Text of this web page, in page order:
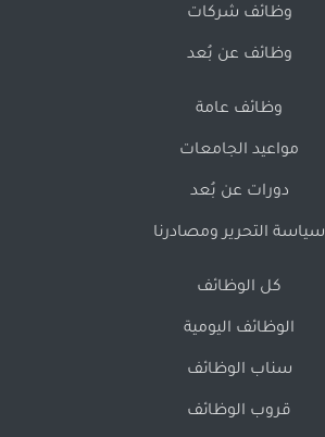
وظائف شركات
وظائف عن بُعد
وظائف عامة
مواعيد الجامعات
دورات عن بُعد
سياسة التحرير ومصادرنا
كل الوظائف
الوظائف اليومية
سناب الوظائف
قروب الوظائف